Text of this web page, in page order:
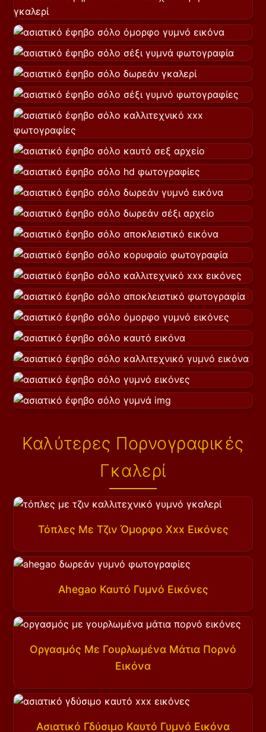
Καλύτερες Πορνογραφικές
Γκαλερί
Τόπλες Με Τζιν Όμορφο Xxx Εικόνες
Ahegao Καυτό Γυμνό Εικόνες
Οργασμός Με Γουρλωμένα Μάτια Πορνό
Εικόνα
Ασιατικό Γδύσιμο Καυτό Γυμνό Εικόνα